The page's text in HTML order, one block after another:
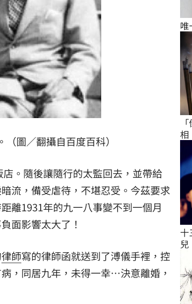
圖／翻攝自百度百科）
。隨後讓隨行的太監回去，並帶給
流，備受虐待，不堪忍受。今茲要求
離1931年的九一八事變不到一個月
面影響太大了！
律師寫的律師函就送到了溥儀手裡，控
，同居九年，未得一幸…決意離婚，
唯
相
十
兒